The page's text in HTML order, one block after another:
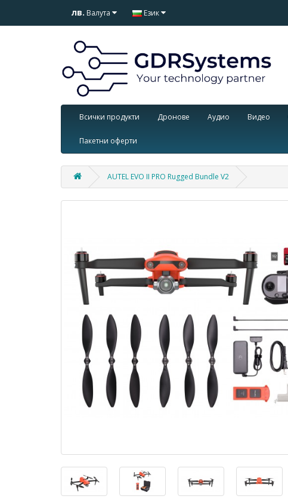
лв. Валута Език
Всички продукти Дронове Аудио Видео
Пакетни оферти
AUTEL EVO II PRO Rugged Bundle V2